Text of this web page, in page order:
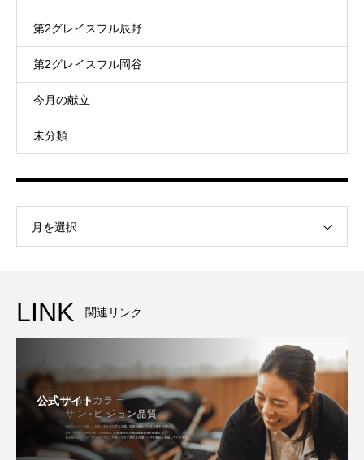
第2グレイスフル辰野
第2グレイスフル岡谷
今月の献立
未分類
月を選択
LINK 関連リンク
公式サイト